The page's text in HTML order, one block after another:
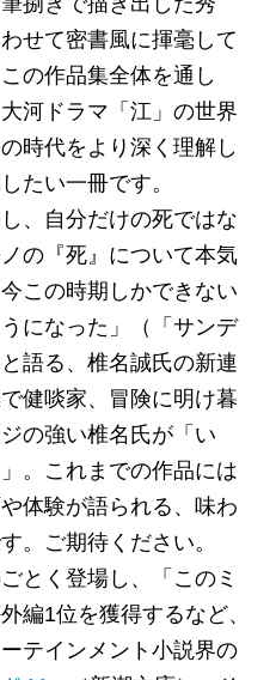
た「天才」俳人たち
を復興させた男―』
聞こえる
語」―夢テキストとし
色即是空」と「空即是
・グレーテスト・ヒッ
―滋賀・長浜「2園児」
中に女は沈む
件』／『東電ＯＬ症候
せて密書風に揮毫して
の作品集全体を通し
河ドラマ「江」の世界
時代をより深く理解し
たい一冊です。
、自分だけの死ではな
の『死』について本気
この時期しかできない
になった」（「サンデ
語る、椎名誠氏の新連
健啖家、冒険に明け暮
の強い椎名氏が「い
。これまでの作品には
体験が語られる、味わ
。ご期待ください。
とく登場し、「このミ
編1位を獲得するなど、
テインメント小説界の